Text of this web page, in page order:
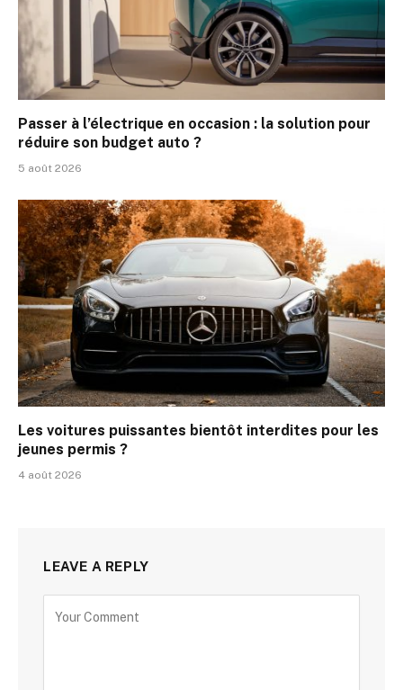
Passer à l’électrique en occasion : la solution pour
réduire son budget auto ?
5 août 2026
Les voitures puissantes bientôt interdites pour les
jeunes permis ?
4 août 2026
LEAVE A REPLY